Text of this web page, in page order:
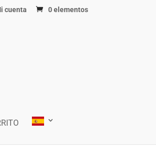
cuenta 0 elementos